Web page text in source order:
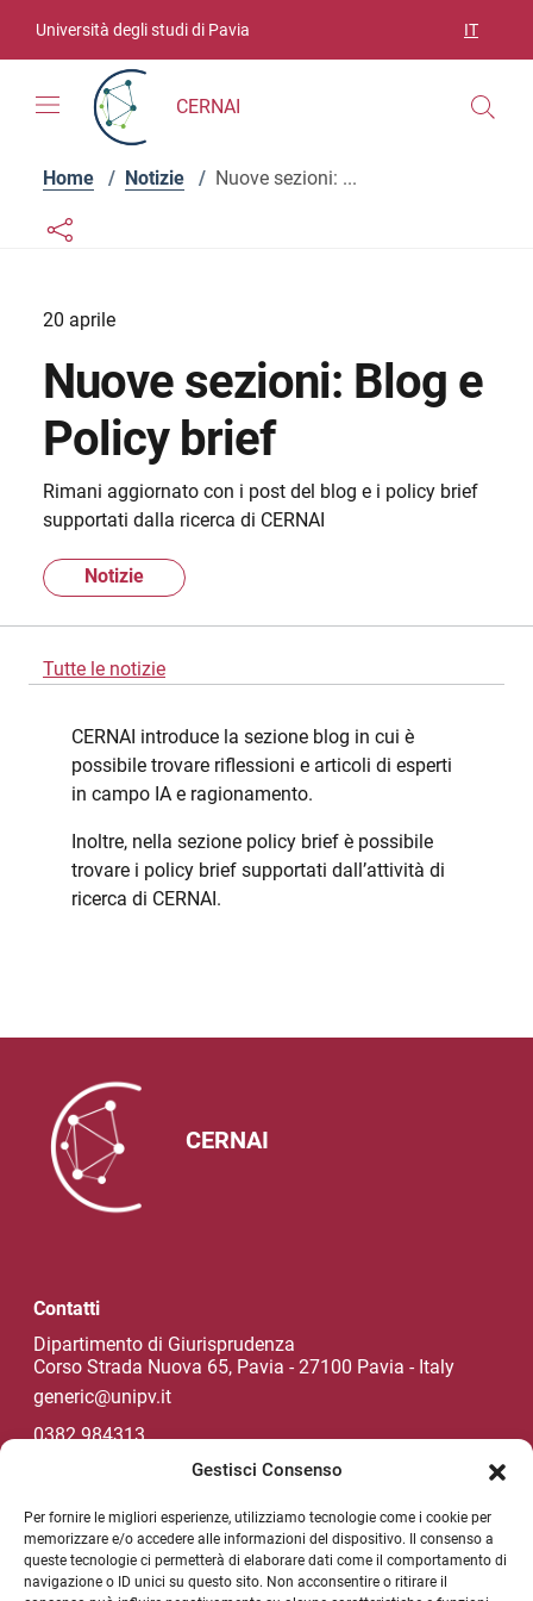
Gestisci Consenso
Per fornire le migliori esperienze, utilizziamo tecnologie come i cookie per
memorizzare e/o accedere alle informazioni del dispositivo. Il consenso a
queste tecnologie ci permetterà di elaborare dati come il comportamento di
navigazione o ID unici su questo sito. Non acconsentire o ritirare il
Università degli studi di Pavia IT
CERNAI
Home / Notizie / Nuove sezioni: ...
Links condivisione social
Bottone condivisione social
20 aprile
Nuove sezioni: Blog e
Policy brief
Rimani aggiornato con i post del blog e i policy brief
supportati dalla ricerca di CERNAI
Notizie
Tutte le notizie
CERNAI introduce la sezione blog in cui è
possibile trovare riflessioni e articoli di esperti
in campo IA e ragionamento.
Inoltre, nella sezione policy brief è possibile
trovare i policy brief supportati dall’attività di
ricerca di CERNAI.
CERNAI
Contatti
Dipartimento di Giurisprudenza
Corso Strada Nuova 65, Pavia - 27100 Pavia - Italy
generic@unipv.it
0382.984313
Social di Ateneo